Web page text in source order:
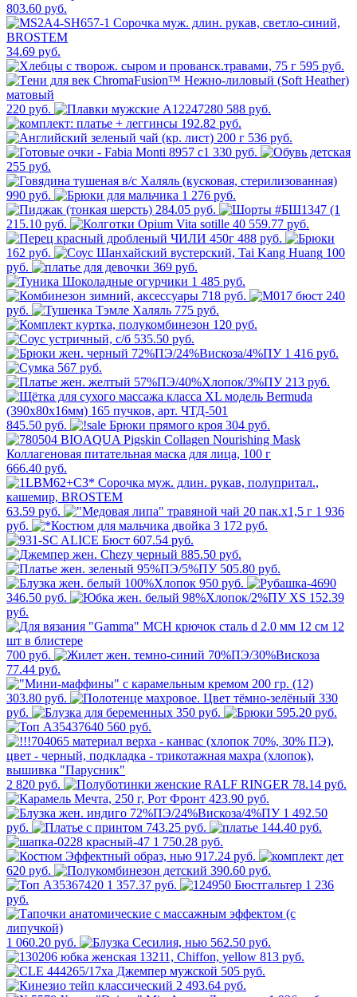
803.60 руб.
34.69 руб.
595 руб.
220 руб.
588 руб.
192.82 руб.
536 руб.
330 руб.
255 руб.
990 руб.
1 276 руб.
284.05 руб.
215.10 руб.
559.77 руб.
488 руб.
162 руб.
100
руб.
369 руб.
1 485 руб.
718 руб.
240
руб.
775 руб.
120 руб.
535.50 руб.
1 416 руб.
567 руб.
213 руб.
845.50 руб. 304 руб.
666.40 руб.
63.59 руб.
1 936
руб.
3 172 руб.
607.54 руб.
885.50 руб.
505.80 руб.
950 руб.
346.50 руб.
152.39
руб.
700 руб.
77.44 руб.
303.80 руб.
330
руб.
350 руб.
595.20 руб.
560 руб.
2 820 руб.
78.14 руб.
423.90 руб.
1 492.50
руб.
743.25 руб.
144.40 руб.
1 750.28 руб.
917.24 руб.
620 руб.
390.60 руб.
1 357.37 руб.
1 236
руб.
1 060.20 руб.
562.50 руб.
813 руб.
505 руб.
2 493.64 руб.